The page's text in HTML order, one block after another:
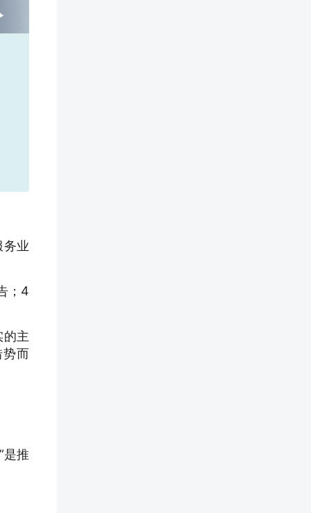
业
；4
的主
而
是推